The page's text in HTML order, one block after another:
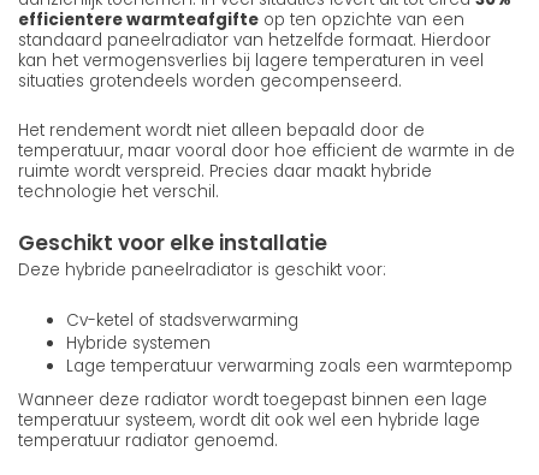
efficientere warmteafgifte op ten opzichte van een
standaard paneelradiator van hetzelfde formaat. Hierdoor
kan het vermogensverlies bij lagere temperaturen in veel
situaties grotendeels worden gecompenseerd.
Het rendement wordt niet alleen bepaald door de
temperatuur, maar vooral door hoe efficient de warmte in de
ruimte wordt verspreid. Precies daar maakt hybride
technologie het verschil.
Geschikt voor elke installatie
Deze hybride paneelradiator is geschikt voor:
Cv-ketel of stadsverwarming
Hybride systemen
Lage temperatuur verwarming zoals een warmtepomp
Wanneer deze radiator wordt toegepast binnen een lage
temperatuur systeem, wordt dit ook wel een hybride lage
temperatuur radiator genoemd.